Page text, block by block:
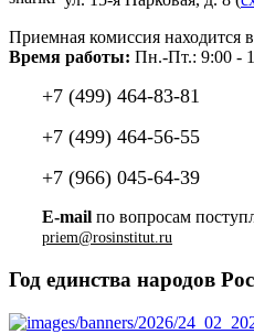
Приемная комиссия находится
Время работы: Пн.-Пт.: 9:00 -
+7 (499) 464-83-81
+7 (499) 464-56-55
+7 (966) 045-64-39
E-mail по вопросам
Год единства народов